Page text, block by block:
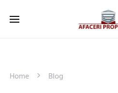
Home Blog